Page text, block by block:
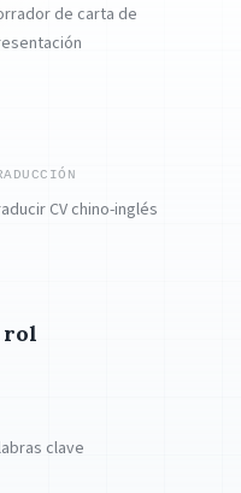
de carta de
CV chino-inglés
rol
clave